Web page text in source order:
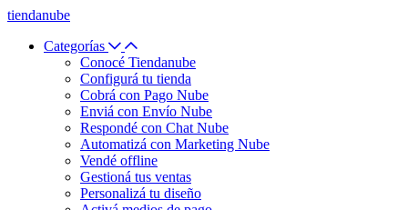
tiendanube
Categorías
Conocé Tiendanube
Configurá tu tienda
Cobrá con Pago Nube
Enviá con Envío Nube
Respondé con Chat Nube
Automatizá con Marketing Nube
Vendé offline
Gestioná tus ventas
Personalizá tu diseño